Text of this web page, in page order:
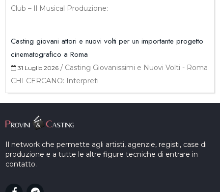
Club – Il Musical Produzione:
Casting giovani attori e nuovi volti per un importante progetto
cinematografico a Roma
31 Luglio 2026 / Casting Giovanissimi e Nuovi Volti - Roma
CHI CERCANO: Interpreti
Il network che permette agli artisti, agenzie, registi, case di
produzione e a tutte le altre figure tecniche di entrare in
contatto.